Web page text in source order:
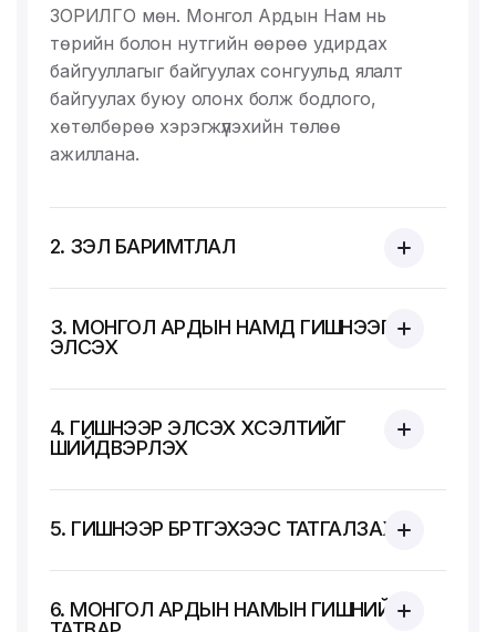
ЗОРИЛГО мөн. Монгол Ардын Нам нь
төрийн болон нутгийн өөрөө удирдах
байгууллагыг байгуулах сонгуульд ялалт
байгуулах буюу олонх болж бодлого,
хөтөлбөрөө хэрэгжүүлэхийн төлөө
ажиллана.
2. ҮЗЭЛ БАРИМТЛАЛ
3. МОНГОЛ АРДЫН НАМД ГИШҮҮНЭЭР
ЭЛСЭХ
4. ГИШҮҮНЭЭР ЭЛСЭХ ХҮСЭЛТИЙГ
ШИЙДВЭРЛЭХ
5. ГИШҮҮНЭЭР БҮРТГЭХЭЭС ТАТГАЛЗАХ
6. МОНГОЛ АРДЫН НАМЫН ГИШҮҮНИЙ